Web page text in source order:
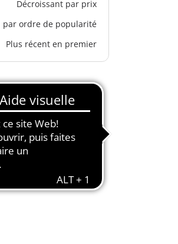
Décroissant par prix
par ordre de popularité
Plus récent en premier